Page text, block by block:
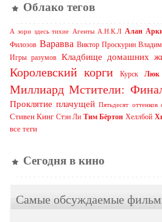
Облако тегов
А зори здесь тихие Агенты А.Н.К.Л Алан
Филозов Варавва Виктор Проскурин
Игры разумов Кладбище домашних
Королевский корги Курск Люк
Миллиард Мстители:
Проклятие плачущей Пятьдесят оттенков
Стивен Кинг Стэн Ли Тим Бёртон Хеллбой
все теги
Сегодня в кино
Самые обсуждаемые